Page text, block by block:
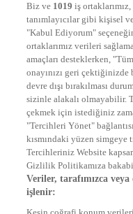
STAR
EURO STAR
KRAL POP TV
DYG Radyolar
NTV RADYO
KRAL FM
KRAL POP
EKSEN
VOYAGE
DYG Dijital
ntv.com.tr
ntvspor.net
secim.ntv.com.tr
startv.com.tr
kralmuzik.com.tr
Biz ve 1019 iş
tanımlayıcılar gibi kişisel
"Kabul Ediyorum"
ortaklarımız verileri
amaçları desteklerken,
onayınızı geri
devre dışı bırakılması
sizinle alakalı olmayabilir.
çekmek için istediğiniz
"Tercihleri Yönet"
kısmındaki yüzen
Tercihleriniz Website
Gizlilik Politikamıza
Veriler, tarafımızca
işlenir: